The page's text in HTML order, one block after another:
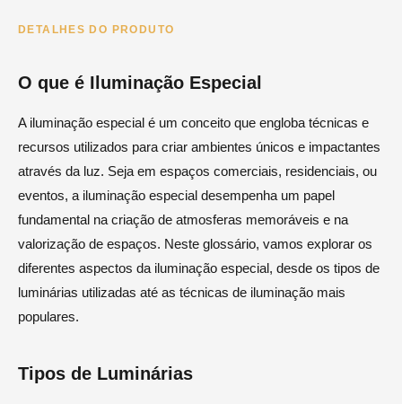
DETALHES DO PRODUTO
O que é Iluminação Especial
A iluminação especial é um conceito que engloba técnicas e
recursos utilizados para criar ambientes únicos e impactantes
através da luz. Seja em espaços comerciais, residenciais, ou
eventos, a iluminação especial desempenha um papel
fundamental na criação de atmosferas memoráveis e na
valorização de espaços. Neste glossário, vamos explorar os
diferentes aspectos da iluminação especial, desde os tipos de
luminárias utilizadas até as técnicas de iluminação mais
populares.
Tipos de Luminárias